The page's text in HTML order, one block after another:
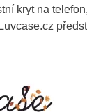
kryt na